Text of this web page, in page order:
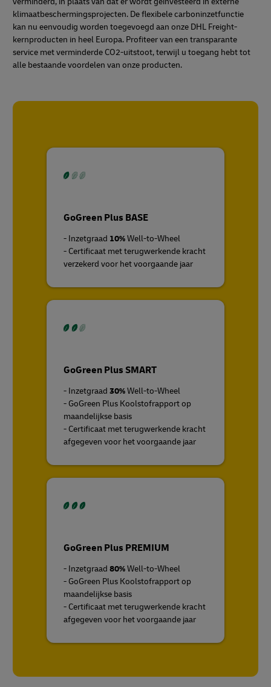
klimaatbeschermingsprojecten. De flexibele carboninzetfunctie
kan nu eenvoudig worden toegevoegd aan onze DHL Freight-
kernproducten in heel Europa. Profiteer van een transparante
service met verminderde CO2-uitstoot, terwijl u toegang hebt tot
alle bestaande voordelen van onze producten.
GoGreen Plus BASE
- Inzetgraad 10%Well-to-Wheel
- Certificaat met terugwerkende kracht
verzekerd voor het voorgaande jaar
GoGreen Plus SMART
- Inzetgraad 30%Well-to-Wheel
- GoGreen Plus Koolstofrapport op
maandelijkse basis
- Certificaat met terugwerkende kracht
afgegeven voor het voorgaande jaar
GoGreen Plus PREMIUM
- Inzetgraad 80%Well-to-Wheel
- GoGreen Plus Koolstofrapport op
maandelijkse basis
- Certificaat met terugwerkende kracht
afgegeven voor het voorgaande jaar